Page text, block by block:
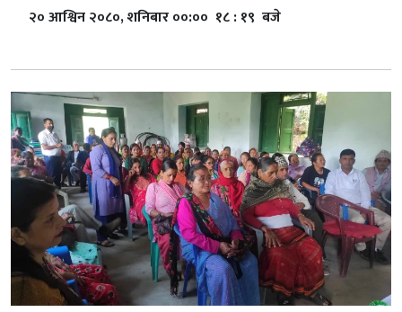
२० आश्विन २०८०, शनिबार ००:०० १८ : १९ बजे